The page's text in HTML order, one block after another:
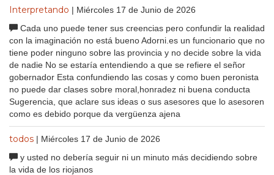
Interpretando | Miércoles 17 de Junio de 2026
Cada uno puede tener sus creencias pero confundir la realidad
con la imaginación no está bueno Adorni.es un funcionario que no
tiene poder ninguno sobre las provincia y no decide sobre la vida
de nadie No se estaría entendiendo a que se refiere el señor
gobernador Esta confundiendo las cosas y como buen peronista
no puede dar clases sobre moral,honradez ni buena conducta
Sugerencia, que aclare sus ideas o sus asesores que lo asesoren
como es debido porque da vergüenza ajena
todos | Miércoles 17 de Junio de 2026
y usted no debería seguir ni un minuto más decidiendo sobre
la vida de los riojanos